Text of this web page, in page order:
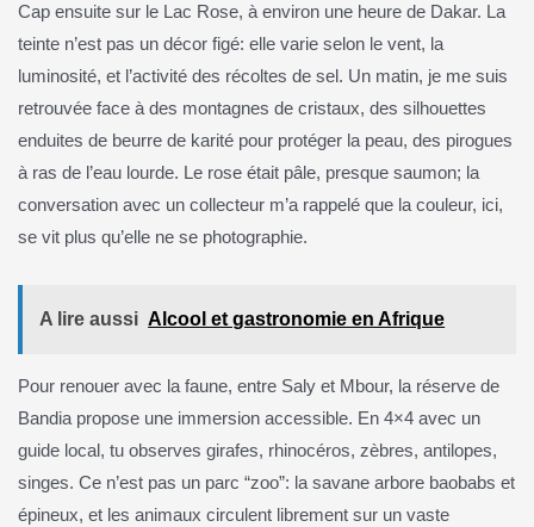
Cap ensuite sur le Lac Rose, à environ une heure de Dakar. La
teinte n’est pas un décor figé: elle varie selon le vent, la
luminosité, et l’activité des récoltes de sel. Un matin, je me suis
retrouvée face à des montagnes de cristaux, des silhouettes
enduites de beurre de karité pour protéger la peau, des pirogues
à ras de l’eau lourde. Le rose était pâle, presque saumon; la
conversation avec un collecteur m’a rappelé que la couleur, ici,
se vit plus qu’elle ne se photographie.
A lire aussi Alcool et gastronomie en Afrique
Pour renouer avec la faune, entre Saly et Mbour, la réserve de
Bandia propose une immersion accessible. En 4×4 avec un
guide local, tu observes girafes, rhinocéros, zèbres, antilopes,
singes. Ce n’est pas un parc “zoo”: la savane arbore baobabs et
épineux, et les animaux circulent librement sur un vaste